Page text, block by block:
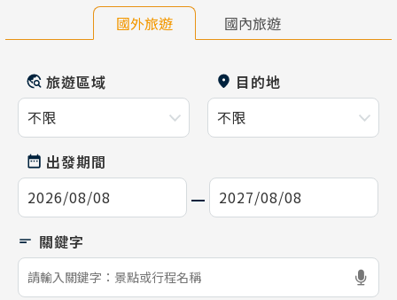
國外旅遊 國內旅遊
旅遊區域 目的地
出發期間